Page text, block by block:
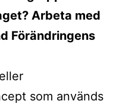
Arbeta med
Förändringens
som används